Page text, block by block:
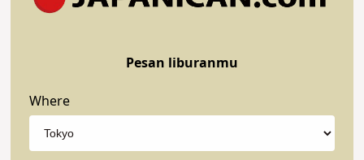
Pesan liburanmu
Where